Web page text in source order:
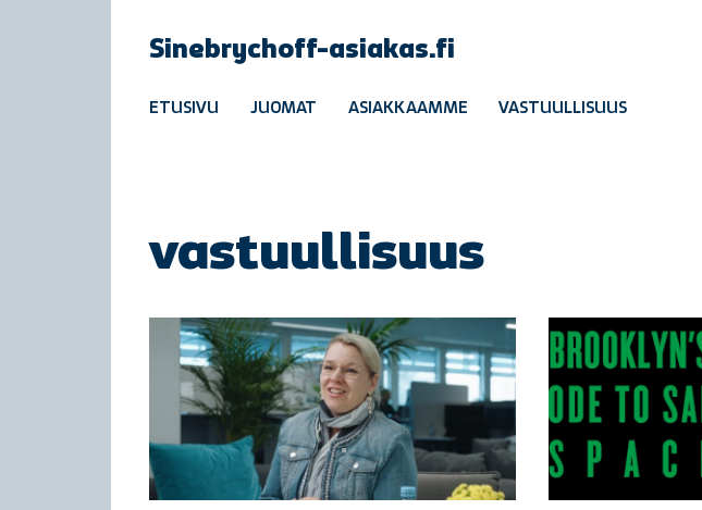
Sinebrychoff-asiakas.fi
ETUSIVU JUOMAT ASIAKKAAMME VASTUULLISUUS
vastuullisuus